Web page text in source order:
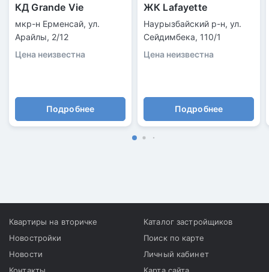
КД Grande Vie
мкр-н Ерменсай, ул.
Арайлы, 2/12
Цена неизвестна
Подробнее
ЖК Lafayette
Наурызбайский р-н, ул.
Сейдимбека, 110/1
Цена неизвестна
Подробнее
Квартиры на вторичке
Новостройки
Новости
Каталог застройщиков
Поиск по карте
Личный кабинет